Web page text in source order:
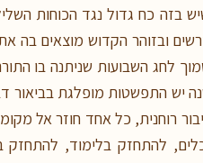
בזה כח גדול נגד הכוחות
ובזוהר הקדוש מוצאים בה
לחג השבועות שניתנה בו
יש התפשטות מופלגת
רוחנית, כל אחד חוזר אל
להתחזק בלימוד,